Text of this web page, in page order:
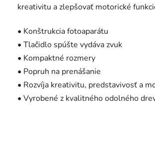
kreativitu a zlepšovať motorické
• Konštrukcia fotoaparátu
• Tlačidlo spúšte vydáva zvuk
• Kompaktné rozmery
• Popruh na prenášanie
• Rozvíja kreativitu, predstavivosť a
• Vyrobené z kvalitného odolného